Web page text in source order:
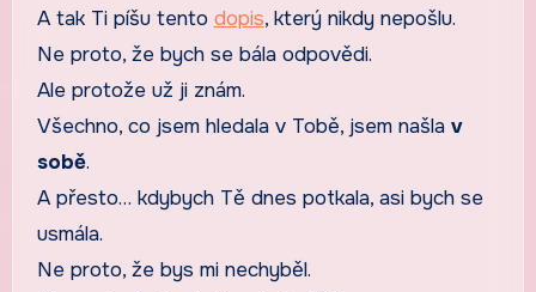
A tak Ti píšu tento dopis, který nikdy nepošlu.
Ne proto, že bych se bála odpovědi.
Ale protože už ji znám.
Všechno, co jsem hledala v Tobě, jsem našla v
sobě.
A přesto… kdybych Tě dnes potkala, asi bych se
usmála.
Ne proto, že bys mi nechyběl.